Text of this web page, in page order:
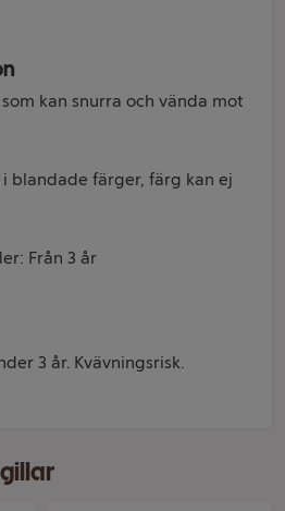
kan snurra och vända mot
i blandade färger, färg kan ej
Från 3 år
3 år. Kvävningsrisk.